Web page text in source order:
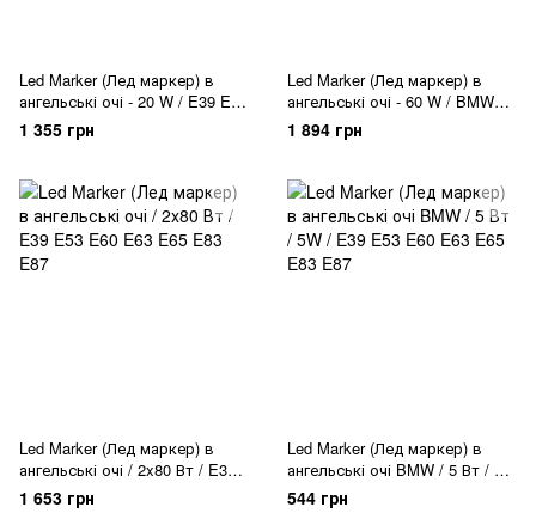
Led Marker (Лед маркер) в
ангельські очі - 20 W / E39 E53
E60 E63 E65 E83 E87
1 355 грн
Led Marker (Лед маркер) в
ангельські очі - 60 W / BMW
E39 E53 E60 E63 E65 E87 E83
1 894 грн
Led Marker (Лед маркер) в
ангельські очі / 2x80 Вт / E39
E53 E60 E63 E65 E83 E87
1 653 грн
Led Marker (Лед маркер) в
ангельські очі BMW / 5 Вт / 5W
/ E39 E53 E60 E63 E65 E83
E87
544 грн